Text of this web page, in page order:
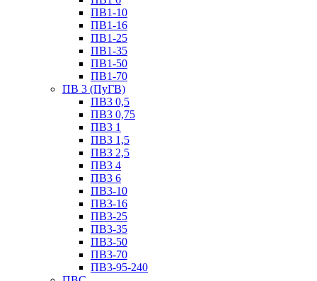
ПВ1-10
ПВ1-16
ПВ1-25
ПВ1-35
ПВ1-50
ПВ1-70
ПВ 3 (ПуГВ)
ПВ3 0,5
ПВ3 0,75
ПВ3 1
ПВ3 1,5
ПВ3 2,5
ПВ3 4
ПВ3 6
ПВ3-10
ПВ3-16
ПВ3-25
ПВ3-35
ПВ3-50
ПВ3-70
ПВ3-95-240